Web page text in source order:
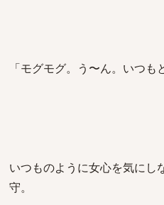
「モグモグ。う〜ん。いつも
いつものように女心を気にし
守。